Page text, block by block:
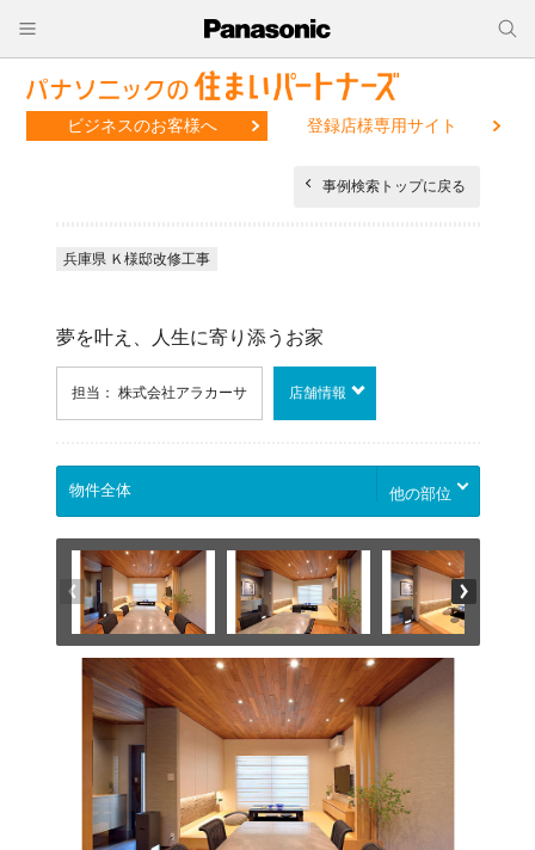
ビジネスのお客様へ 登録店様専用サイト
事例検索トップに戻る
兵庫県 Ｋ様邸改修工事
夢を叶え、人生に寄り添うお家
担当： 株式会社アラカーサ 店舗情報
他の部位